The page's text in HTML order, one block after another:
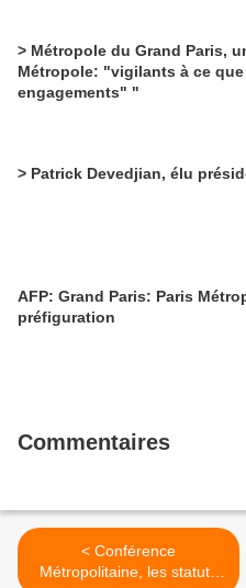
> Métropole du Grand Paris,
Métropole: "vigilants à ce
engagements" "
> Patrick Devedjian, élu
AFP: Grand Paris: Paris
préfiguration
Commentaires
< Conférence
Métropolitaine, les statuts